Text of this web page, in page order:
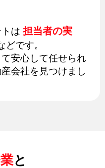
は 担当者の実
どです。
安心して任せられ
会社を見つけまし
と